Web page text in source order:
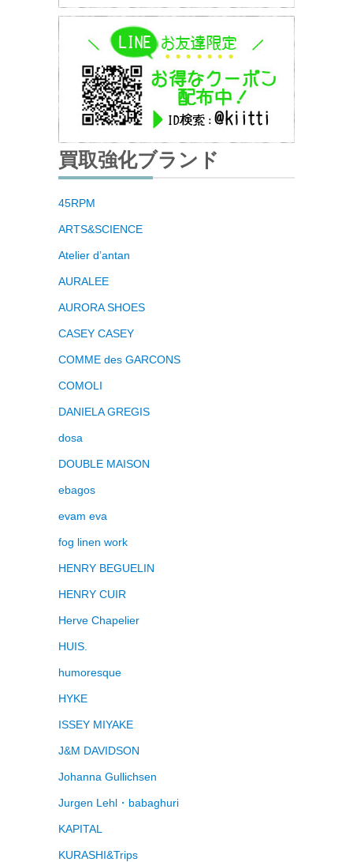
買取強化ブランド
45RPM
ARTS&SCIENCE
Atelier d’antan
AURALEE
AURORA SHOES
CASEY CASEY
COMME des GARCONS
COMOLI
DANIELA GREGIS
dosa
DOUBLE MAISON
ebagos
evam eva
fog linen work
HENRY BEGUELIN
HENRY CUIR
Herve Chapelier
HUIS.
humoresque
HYKE
ISSEY MIYAKE
J&M DAVIDSON
Johanna Gullichsen
Jurgen Lehl・babaghuri
KAPITAL
KURASHI&Trips